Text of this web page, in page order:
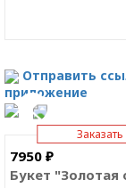
Отправить
приложение
Заказать
7950 ₽
Букет "Золотая